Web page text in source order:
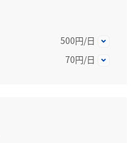
500円/日
70円/日